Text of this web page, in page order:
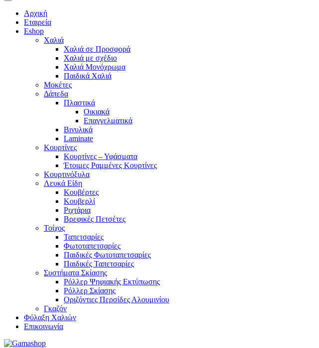
Αρχική
Εταιρεία
Eshop
Χαλιά
Χαλιά σε Προσφορά
Χαλιά με σχέδιο
Χαλιά Μονόχρωμα
Παιδικά Χαλιά
Μοκέτες
Δάπεδα
Πλαστικά
Οικιακά
Επαγγελματικά
Βινυλικά
Laminate
Κουρτίνες
Κουρτίνες – Υφάσματα
Έτοιμες Ραμμένες Κουρτίνες
Κουρτινόξυλα
Λευκά Είδη
Κουβέρτες
Κουβερλί
Ριχτάρια
Βρεφικές Πετσέτες
Τοίχος
Ταπετσαρίες
Φωτοταπετσαρίες
Παιδικές Φωτοταπετσαρίες
Παιδικές Ταπετσαρίες
Συστήματα Σκίασης
Ρόλλερ Ψηφιακής Εκτύπωσης
Ρόλλερ Σκίασης
Οριζόντιες Περσίδες Αλουμινίου
Γκαζόν
Φύλαξη Χαλιών
Επικοινωνία